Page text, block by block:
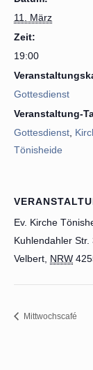
11. März
Zeit:
19:00
Gottesdienst
Veranstaltung-
Gottesdienst
Tönisheide
Ev. Kirche
Kuhlendahler Str.
Velbert NRW
Mittwochscafé